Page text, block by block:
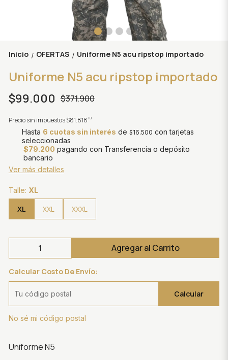
Inicio / OFERTAS / Uniforme N5 acu ripstop importado
Uniforme N5 acu ripstop importado
$99.000 $371.900
Precio sin impuestos$81.818 18
Hasta 6 cuotas sin interés de$16.500 con tarjetas
seleccionadas
$79.200 pagando con Transferencia o depósito
bancario
Ver más detalles
Talle: XL
XL XXL XXXL
Agregar al Carrito
Calcular Costo De Envío:
Calcular
No sé mi código postal
Uniforme N5